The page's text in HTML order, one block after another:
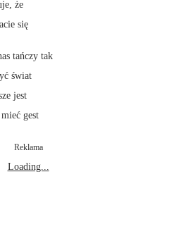
że
się
tańczy tak
świat
jest
gest
Reklama
Loading...